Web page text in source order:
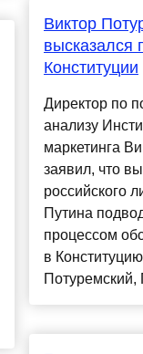
Виктор
высказался
Конституции
Директор по
анализу
маркетинга
заявил, что
российского
Путина
процессом
в
Потуремский,